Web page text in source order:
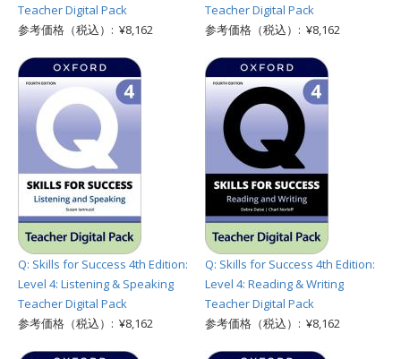
Teacher Digital Pack
参考価格（税込）: ¥8,162
Teacher Digital Pack
参考価格（税込）: ¥8,162
Q: Skills for Success 4th Edition:
Level 4: Listening & Speaking
Teacher Digital Pack
参考価格（税込）: ¥8,162
Q: Skills for Success 4th Edition:
Level 4: Reading & Writing
Teacher Digital Pack
参考価格（税込）: ¥8,162